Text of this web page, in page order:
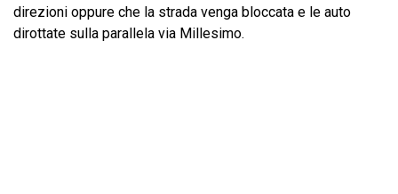
direzioni oppure che la strada venga bloccata e le auto
dirottate sulla parallela via Millesimo.